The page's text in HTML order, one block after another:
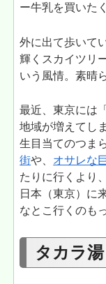
ー牛乳を買いた
外に出て歩いて
輝くスカイツリ
いう風情。素晴
最近、東京には
地域が増えてし
生目当てのつま
街や、 オサレな
たりに行くより
日本（東京）に
なとこ行くのも
タカラ湯